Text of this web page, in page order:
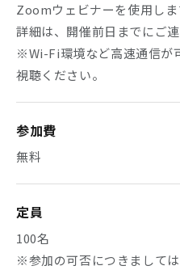
Zoomウェビナーを使用しま
詳細は、開催前日までにご連
※Wi-Fi環境など高速通信が
視聴ください。
参加費
無料
定員
100名
※参加の可否につきまして